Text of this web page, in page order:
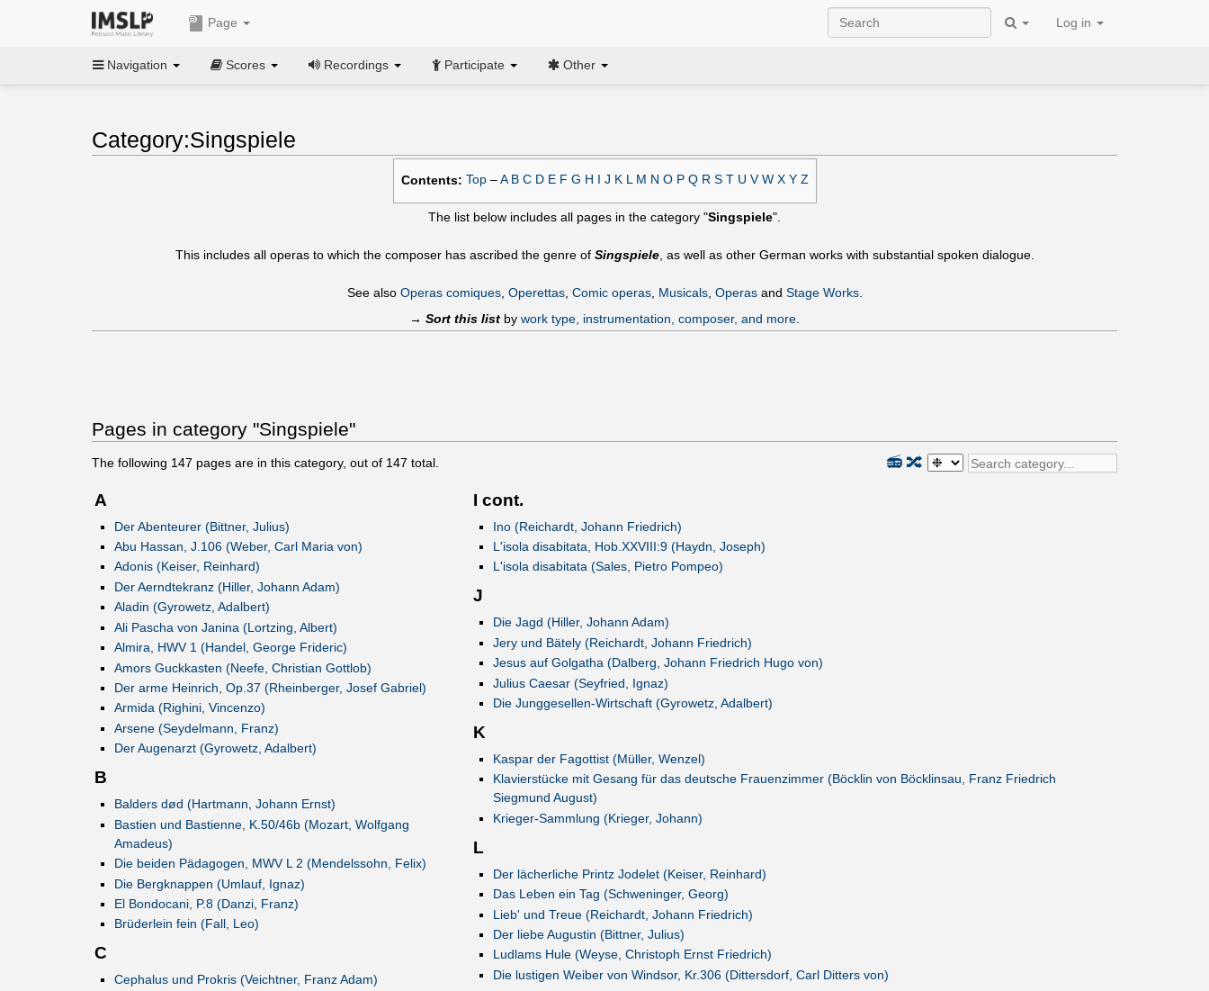
Page Log in
Navigation Scores Recordings Participate Other
Category:Singspiele
Contents: Top– A B C D E F G H J K L M N O P Q R S T U V W X Y Z
The list below includes all pages in the category "Singspiele".
This includes all operas to which the composer has ascribed the genre of Singspiele, as well as other German works with substantial spoken dialogue.
See also Operas comiques, Operettas, Comic operas, Musicals, Operasand Stage Works.
→ Sort this list by work type, instrumentation, composer, and more
Pages in category "Singspiele"
The following 147 pages are in this category, out of 147 total. 🔀
📻
A
Der Abenteurer (Bittner, Julius)
Abu Hassan, J.106 (Weber, Carl Maria von)
Adonis (Keiser, Reinhard)
Der Aerndtekranz (Hiller, Johann Adam)
Aladin (Gyrowetz, Adalbert)
Ali Pascha von Janina (Lortzing, Albert)
Almira, HWV 1 (Handel, George Frideric)
Amors Guckkasten (Neefe, Christian Gottlob)
Der arme Heinrich, Op.37 (Rheinberger, Josef Gabriel)
Armida (Righini, Vincenzo)
Arsene (Seydelmann, Franz)
Der Augenarzt (Gyrowetz, Adalbert)
B
Balders død (Hartmann, Johann Ernst)
Bastien und Bastienne, K.50/46b (Mozart, Wolfgang
Amadeus)
Die beiden Pädagogen, MWV L 2 (Mendelssohn, Felix)
Die Bergknappen (Umlauf, Ignaz)
El Bondocani, P.8 (Danzi, Franz)
Brüderlein fein (Fall, Leo)
C
Cephalus und Prokris (Veichtner, Franz Adam)
I cont.
Ino (Reichardt, Johann Friedrich)
L'isola disabitata, Hob.XXVIII:9 (Haydn, Joseph)
L'isola disabitata (Sales, Pietro Pompeo)
J
Die Jagd (Hiller, Johann Adam)
Jery und Bätely (Reichardt, Johann Friedrich)
Jesus auf Golgatha (Dalberg, Johann Friedrich Hugo von)
Julius Caesar (Seyfried, Ignaz)
Die Junggesellen-Wirtschaft (Gyrowetz, Adalbert)
K
Kaspar der Fagottist (Müller, Wenzel)
Klavierstücke mit Gesang für das deutsche Frauenzimmer (Böcklin von Böcklinsau, Franz Friedrich
Siegmund August)
Krieger-Sammlung (Krieger, Johann)
L
Der lächerliche Printz Jodelet (Keiser, Reinhard)
Das Leben ein Tag (Schweninger, Georg)
Lieb' und Treue (Reichardt, Johann Friedrich)
Der liebe Augustin (Bittner, Julius)
Ludlams Hule (Weyse, Christoph Ernst Friedrich)
Die lustigen Weiber von Windsor, Kr.306 (Dittersdorf, Carl Ditters von)